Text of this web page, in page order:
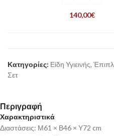
140,00€
Κατηγορίες: Είδη Υγιεινής,
Σετ
Περιγραφή
Χαρακτηριστικά
Διαστάσεις: Μ61 × Β46 × Υ72 cm